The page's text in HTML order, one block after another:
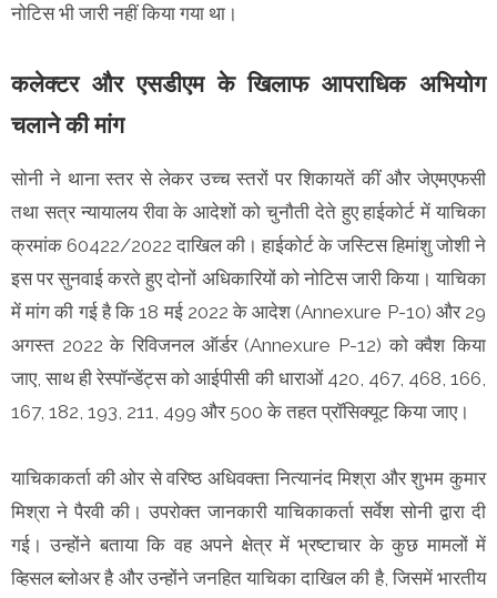
नोटिस भी जारी नहीं किया गया था।
कलेक्टर और एसडीएम के खिलाफ आपराधिक अभियोग
चलाने की मांग
सोनी ने थाना स्तर से लेकर उच्च स्तरों पर शिकायतें कीं और जेएमएफसी
तथा सत्र न्यायालय रीवा के आदेशों को चुनौती देते हुए हाईकोर्ट में याचिका
क्रमांक 60422/2022 दाखिल की। हाईकोर्ट के जस्टिस हिमांशु जोशी ने
इस पर सुनवाई करते हुए दोनों अधिकारियों को नोटिस जारी किया। याचिका
में मांग की गई है कि 18 मई 2022 के आदेश (Annexure P-10) और 29
अगस्त 2022 के रिविजनल ऑर्डर (Annexure P-12) को क्वैश किया
जाए, साथ ही रेस्पॉन्डेंट्स को आईपीसी की धाराओं 420, 467, 468, 166,
167, 182, 193, 211, 499 और 500 के तहत प्रॉसिक्यूट किया जाए।
याचिकाकर्ता की ओर से वरिष्ठ अधिवक्ता नित्यानंद मिश्रा और शुभम कुमार
मिश्रा ने पैरवी की। उपरोक्त जानकारी याचिकाकर्ता सर्वेश सोनी द्वारा दी
गई। उन्होंने बताया कि वह अपने क्षेत्र में भ्रष्टाचार के कुछ मामलों में
व्हिसल ब्लोअर है और उन्होंने जनहित याचिका दाखिल की है, जिसमें भारतीय